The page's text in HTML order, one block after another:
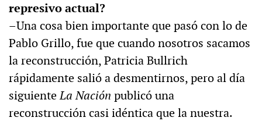
represivo actual?
–Una cosa bien importante que pasó con lo de
Pablo Grillo, fue que cuando nosotros sacamos
la reconstrucción, Patricia Bullrich
rápidamente salió a desmentirnos, pero al día
siguienteLa Nación publicó una
reconstrucción casi idéntica que la nuestra.